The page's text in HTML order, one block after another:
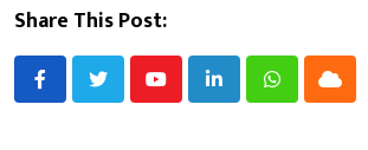
Share This Post:
YoutubeLinkedInWhatsappCloud